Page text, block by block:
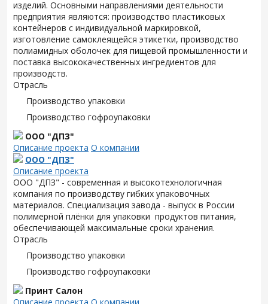
изделий. Основными направлениями деятельности
предприятия являются: производство пластиковых
контейнеров с индивидуальной маркировкой,
изготовление самоклеящейся этикетки, производство
полиамидных оболочек для пищевой промышленности и
поставка высококачественных ингредиентов для
производств.
Отрасль
Производство упаковки
Производство гофроупаковки
ООО "ДПЗ"
Описание проекта О компании
ООО "ДПЗ"
Описание проекта
ООО "ДПЗ" - современная и высокотехнологичная
компания по производству гибких упаковочных
материалов. Специализация завода - выпуск в России
полимерной плёнки для упаковки продуктов питания,
обеспечивающей максимальные сроки хранения.
Отрасль
Производство упаковки
Производство гофроупаковки
Принт Салон